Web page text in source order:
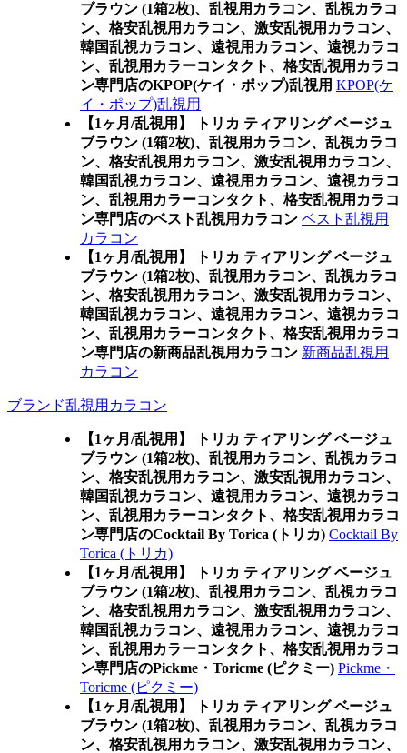
ブラウン (1箱2枚)、乱視用カラコン、乱視カラコ
ン、格安乱視用カラコン、激安乱視用カラコン、
韓国乱視カラコン、遠視用カラコン、遠視カラコ
ン、乱視用カラーコンタクト、格安乱視用カラコ
ン専門店のKPOP(ケイ・ポップ)乱視用 KPOP(ケ
イ・ポップ)乱視用
【1ヶ月/乱視用】 トリカ ティアリング ベージュ
ブラウン (1箱2枚)、乱視用カラコン、乱視カラコ
ン、格安乱視用カラコン、激安乱視用カラコン、
韓国乱視カラコン、遠視用カラコン、遠視カラコ
ン、乱視用カラーコンタクト、格安乱視用カラコ
ン専門店のベスト乱視用カラコン ベスト乱視用
カラコン
【1ヶ月/乱視用】 トリカ ティアリング ベージュ
ブラウン (1箱2枚)、乱視用カラコン、乱視カラコ
ン、格安乱視用カラコン、激安乱視用カラコン、
韓国乱視カラコン、遠視用カラコン、遠視カラコ
ン、乱視用カラーコンタクト、格安乱視用カラコ
ン専門店の新商品乱視用カラコン 新商品乱視用
カラコン
ブランド乱視用カラコン
【1ヶ月/乱視用】 トリカ ティアリング ベージュ
ブラウン (1箱2枚)、乱視用カラコン、乱視カラコ
ン、格安乱視用カラコン、激安乱視用カラコン、
韓国乱視カラコン、遠視用カラコン、遠視カラコ
ン、乱視用カラーコンタクト、格安乱視用カラコ
ン専門店のCocktail By Torica (トリカ) Cocktail By
Torica (トリカ)
【1ヶ月/乱視用】 トリカ ティアリング ベージュ
ブラウン (1箱2枚)、乱視用カラコン、乱視カラコ
ン、格安乱視用カラコン、激安乱視用カラコン、
韓国乱視カラコン、遠視用カラコン、遠視カラコ
ン、乱視用カラーコンタクト、格安乱視用カラコ
ン専門店のPickme・Toricme (ピクミー) Pickme・
Toricme (ピクミー)
【1ヶ月/乱視用】 トリカ ティアリング ベージュ
ブラウン (1箱2枚)、乱視用カラコン、乱視カラコ
ン、格安乱視用カラコン、激安乱視用カラコン、